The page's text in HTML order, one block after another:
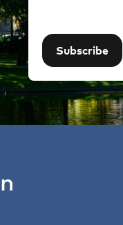
Subscribe